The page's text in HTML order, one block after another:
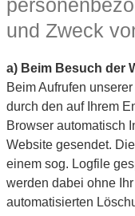
und Zweck
a) Beim Besuch der
Beim Aufrufen
durch den auf Ihrem
Browser automatisch
Website gesendet.
einem sog. Logfile
werden dabei ohne
automatisierten